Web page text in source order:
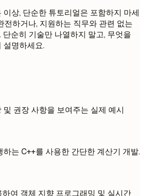
상, 단순한 튜토리얼은 포함하지 마세
전하거나, 지원하는 직무와 관련 없는
순히 기술만 나열하지 말고, 무엇을
설명하세요.
권장 사항을 보여주는 실제 예시
는 C++를 사용한 간단한 계산기 개발.
여 객체 지향 프로그래밍 및 실시간